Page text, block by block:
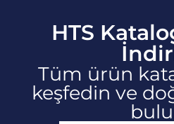
HTS
Tüm ürün
keşfedin ve